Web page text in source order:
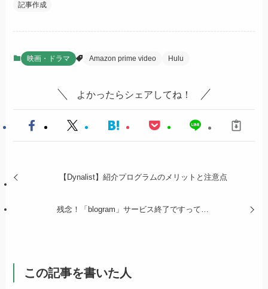
記事作成
映画・ドラマ Amazon prime video Hulu
よかったらシェアしてね！
【Dynalist】紹介プログラムのメリットと注意点
残念！「blogram」サービス終了ですって…
この記事を書いた人